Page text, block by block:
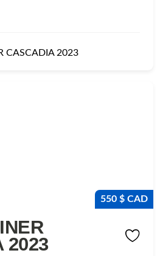
CASCADIA 2023
550 $ CAD
2023